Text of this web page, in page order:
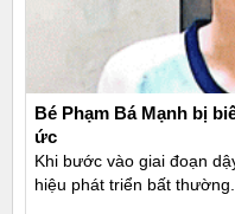
Bé Phạm Bá Mạnh bị
ức
Khi bước vào giai đoạn
hiệu phát triển bất thường.